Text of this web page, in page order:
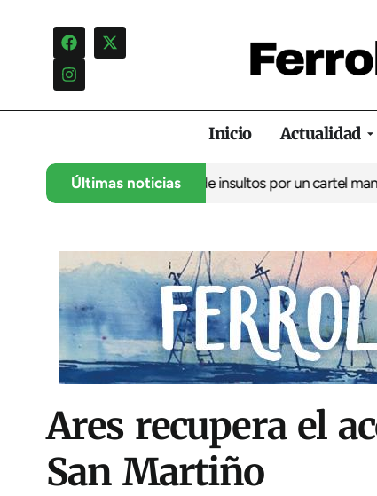
Inicio Actualidad
Últimas noticias
una campaña de insultos por un cartel manipulado
Ares recupera el
San Martiño